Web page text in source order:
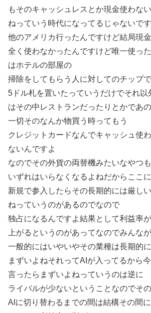
もそのキャッシュレスとか現金使わな
ねっていう時代になってるじゃないで
他のアメリカ行ったんですけど結局現
全く使わなかったんですけど唯一使っ
はホテルの部屋の
掃除をしてもらう人に対してのチップで
5ドル札を置いたっていうだけでそれ以
はその中レストランだったりとかであの
一切そのなんか物買う時ってもう
クレジットカードなんでキャッシュ使わ
ないんですよ
なのでその外貨の両替機みたいなやつも
いずれはいらなくなるよねだからここに
新規で参入したらその長期的には厳し
ねっていうのがあるのでなので
独占になるんですよ結果として利益率が
上がるというのがあってなのでみんなが
一般的にはいやいやその業種は長期的
まずいよねそれってAIが入ってるから今
言ったらまずいよねっていうのは逆に
ライバルが少ないということなのでその
AIに切り替わるまでの間は結構その間に